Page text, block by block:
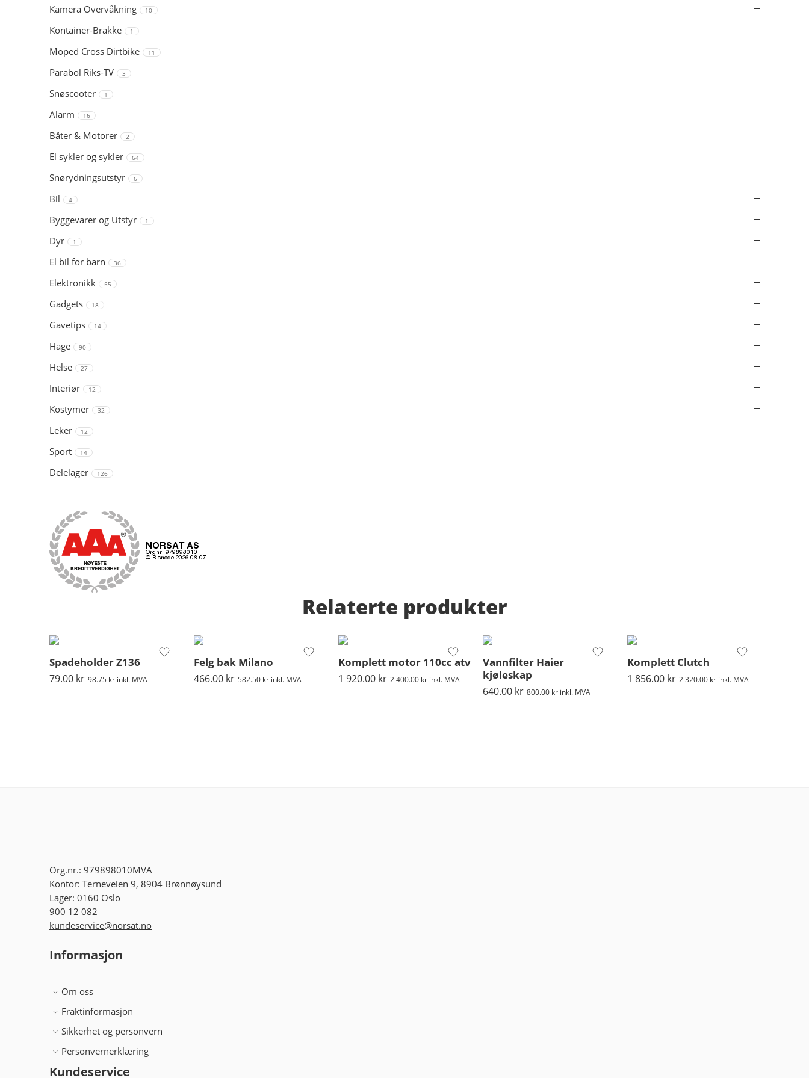
Kamera Overvåkning 10
Kontainer-Brakke 1
Moped Cross Dirtbike 11
Parabol Riks-TV 3
Snøscooter 1
Alarm 16
Båter & Motorer 2
El sykler og sykler 64
Snørydningsutstyr 6
Bil 4
Byggevarer og Utstyr 1
Dyr 1
El bil for barn 36
Elektronikk 55
Gadgets 18
Gavetips 14
Hage 90
Helse 27
Interiør 12
Kostymer 32
Leker 12
Sport 14
Delelager 126
Relaterte produkter
Spadeholder Z136
79.00 kr 98.75 kr inkl. MVA
Felg bak Milano
466.00 kr 582.50 kr inkl. MVA
Komplett motor 110cc atv
1 920.00 kr 2 400.00 kr inkl. MVA
Vannfilter Haier
kjøleskap
640.00 kr 800.00 kr inkl. MVA
Komplett Clutch
1 856.00 kr 2 320.00 kr inkl. MVA
Org.nr.: 979898010MVA
Kontor: Terneveien 9, 8904 Brønnøysund
Lager: 0160 Oslo
900 12 082
kundeservice@norsat.no
Informasjon
Om oss
Fraktinformasjon
Sikkerhet og personvern
Personvernerklæring
Kundeservice